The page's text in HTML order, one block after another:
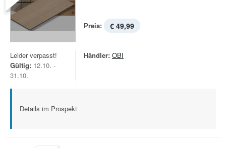
Preis: € 49,99
Leider verpasst!
Gültig: 12.10. -
31.10.
Händler: OBI
Details im Prospekt